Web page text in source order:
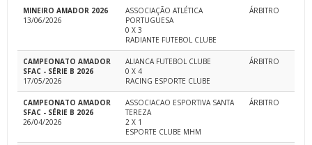
MINEIRO AMADOR 2026
13/06/2026
ASSOCIAÇÃO ATLÉTICA
PORTUGUESA
0 X 3
RADIANTE FUTEBOL CLUBE
ÁRBITRO
CAMPEONATO AMADOR
SFAC - SÉRIE B 2026
17/05/2026
ALIANCA FUTEBOL CLUBE
0 X 4
RACING ESPORTE CLUBE
ÁRBITRO
CAMPEONATO AMADOR
SFAC - SÉRIE B 2026
26/04/2026
ASSOCIACAO ESPORTIVA SANTA
TEREZA
2 X 1
ESPORTE CLUBE MHM
ÁRBITRO